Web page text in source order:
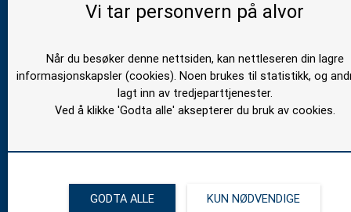
Org nr
943 056 307
Vi tar personvern på alvor
Når du besøker denne nettsiden, kan nettleseren din lagre
informasjonskapsler (cookies). Noen brukes til statistikk, og
lagt inn av tredjeparttjenester.
Ved å klikke 'Godta alle' aksepterer du bruk av cookies.
GODTA ALLE KUN NØDVENDIGE